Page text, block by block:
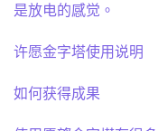
是放电的感觉。
许愿金字塔使用说明
如何获得成果